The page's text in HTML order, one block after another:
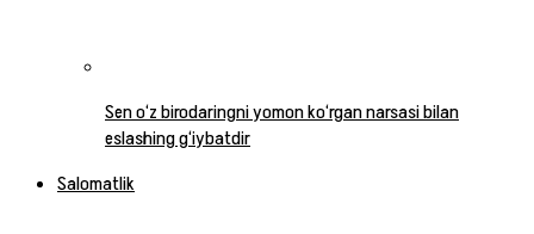
Sen o‘z birodaringni yomon ko‘rgan narsasi bilan
eslashing g‘iybatdir
Salomatlik